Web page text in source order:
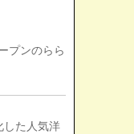
プンのらら
した人気洋